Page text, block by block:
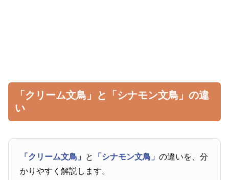
「クリーム文鳥」と「シナモン文鳥」の違
い
「クリーム文鳥」 と 「シナモン文鳥」の違いを、分
かりやすく解説します。